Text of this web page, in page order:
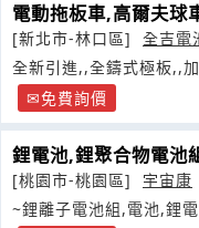
電動拖板車,高爾夫球
[新北市-林口區]
全吉電
全新引進,,全鑄式極板,,
免費詢價
鋰電池,鋰聚合物電池
[桃園市-桃園區]
宇宙康
~鋰離子電池組,電池,鋰